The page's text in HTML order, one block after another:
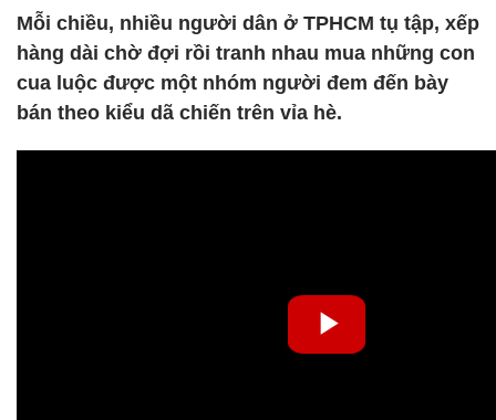
Mỗi chiều, nhiều người dân ở TPHCM tụ tập, xếp
hàng dài chờ đợi rồi tranh nhau mua những con
cua luộc được một nhóm người đem đến bày
bán theo kiểu dã chiến trên vỉa hè.